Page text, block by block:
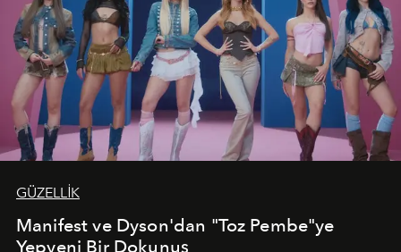
GÜZELLİK
Manifest ve Dyson'dan "Toz Pembe"ye
Yepyeni Bir Dokunuş